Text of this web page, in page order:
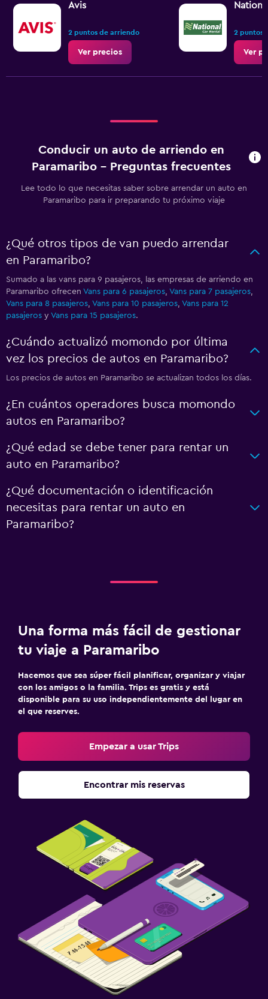
Avis
2 puntos de arriendo
Ver precios
2 puntos
Ver
Conducir un auto de arriendo en
Paramaribo - Preguntas frecuentes
Lee todo lo que necesitas saber sobre arrendar un auto en
Paramaribo para ir preparando tu próximo viaje
¿Qué otros tipos de van puedo arrendar
en Paramaribo?
Sumado a las vans para 9 pasajeros, las empresas de arriendo en
Paramaribo ofrecen Vans para 6 pasajeros, Vans para 7 pasajeros,
Vans para 8 pasajeros, Vans para 10 pasajeros, Vans para 12
pasajeros y Vans para 15 pasajeros.
¿Cuándo actualizó momondo por última
vez los precios de autos en Paramaribo?
Los precios de autos en Paramaribo se actualizan todos los días.
¿En cuántos operadores busca momondo
autos en Paramaribo?
¿Qué edad se debe tener para rentar un
auto en Paramaribo?
¿Qué documentación o identificación
necesitas para rentar un auto en
Paramaribo?
Una forma más fácil de gestionar
tu viaje a Paramaribo
Hacemos que sea súper fácil planificar, organizar y viajar
con los amigos o la familia. Trips es gratis y está
disponible para su uso independientemente del lugar en
el que reserves.
Empezar a usar Trips
Encontrar mis reservas